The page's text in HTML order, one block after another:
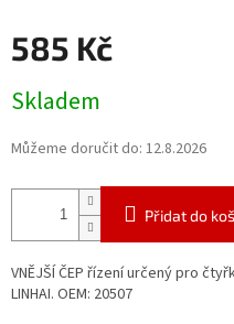
585 Kč
cena:
Skladem
Můžeme doručit do: 12.8.2026
Přidat do
VNĚJŠÍ ČEP řízení určený pro
LINHAI. OEM: 20507